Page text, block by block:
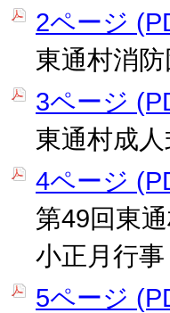
2ページ
東通村消
3ページ
東通村成
4ページ
第49回東
小正月行
5ページ